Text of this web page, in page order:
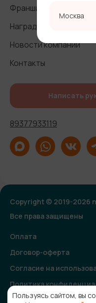
Франшиза
Награды и СМИ
Новости компании
Контакты
Написать
89377933119
Copyright © 2019-2026
Все права защищены
Оплата
Договор-оферта
Согласие на
Политика
Согласие на
Москва
Пользуясь сайтом, вы